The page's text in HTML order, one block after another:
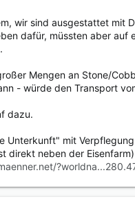
wir sind ausgestattet mit
dafür, müssten aber auf
Mengen an Stone/
- würde den Transport
dazu.
Unterkunft" mit
direkt neben der Eisenfarm)